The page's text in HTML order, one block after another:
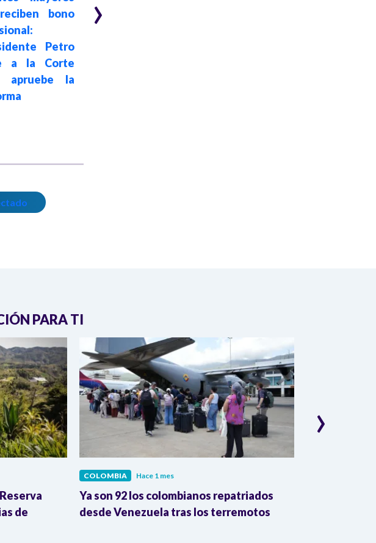
bono
Petro
a la Corte
apruebe la
PARA TI
de
COLOMBIA Hace 1 mes
Ya son 92 los colombianos repatriados
desde Venezuela tras los terremotos
›